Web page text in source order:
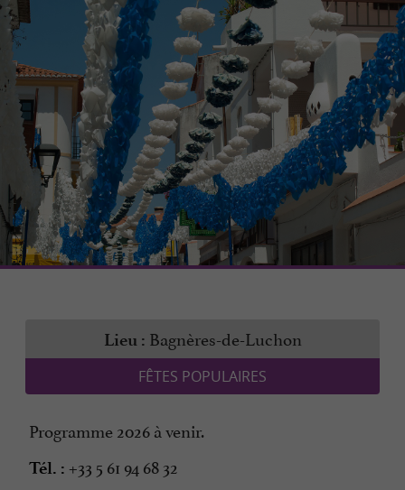
Lieu : Bagnères-de-Luchon
FÊTES POPULAIRES
Programme 2026 à venir.
Tél. : +33 5 61 94 68 32